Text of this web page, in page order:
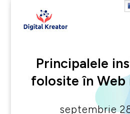
Principalele
folosite în Web
septembrie